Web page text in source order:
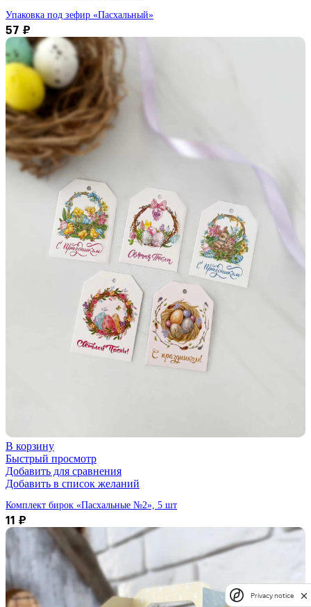
Упаковка под зефир «Пасхальный»
57 ₽
В корзину
Быстрый просмотр
Добавить для сравнения
Добавить в список желаний
Комплект бирок «Пасхальные №2», 5 шт
11 ₽
Privacy notice